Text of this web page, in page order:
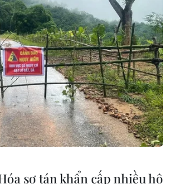
USD vì vi phạm
Xem thêm
sơ tán khẩn cấp nhiều hộ